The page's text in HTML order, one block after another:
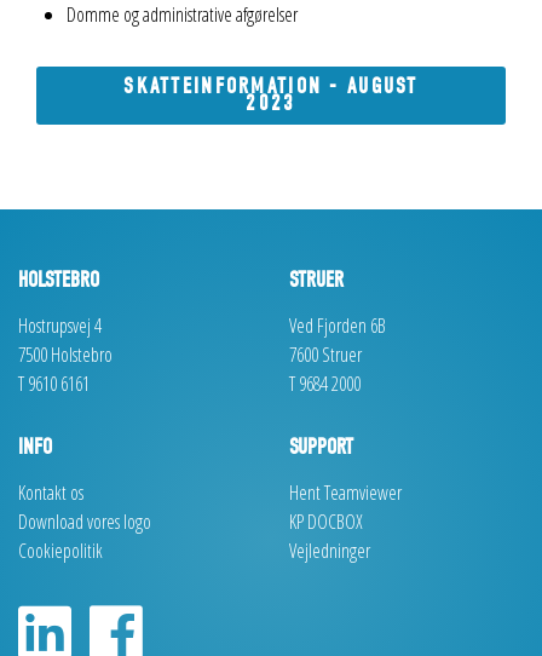
Domme og administrative afgørelser
SKATTEINFORMATION - AUGUST
2023
HOLSTEBRO
Hostrupsvej 4
7500 Holstebro
T 9610 6161
STRUER
Ved Fjorden 6B
7600 Struer
T 9684 2000
INFO
Kontakt os
Download vores logo
Cookiepolitik
SUPPORT
Hent Teamviewer
KP DOCBOX
Vejledninger